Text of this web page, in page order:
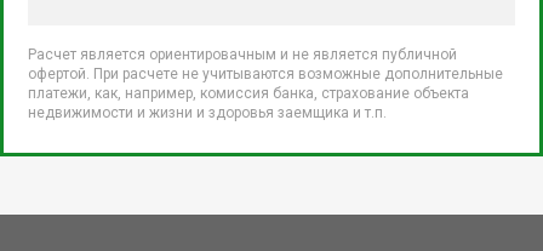
Расчет является ориентировачным и не является публичной
офертой. При расчете не учитываются возможные дополнительные
платежи, как, например, комиссия банка, страхование объекта
недвижимости и жизни и здоровья заемщика и т.п.